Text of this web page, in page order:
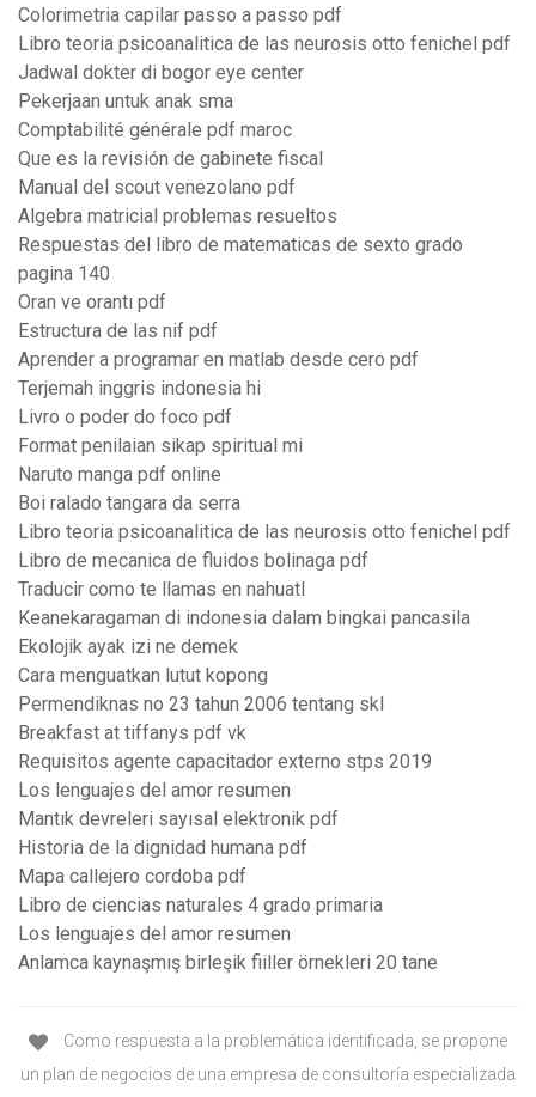
Colorimetria capilar passo a passo pdf
Libro teoria psicoanalitica de las neurosis otto fenichel pdf
Jadwal dokter di bogor eye center
Pekerjaan untuk anak sma
Comptabilité générale pdf maroc
Que es la revisión de gabinete fiscal
Manual del scout venezolano pdf
Algebra matricial problemas resueltos
Respuestas del libro de matematicas de sexto grado
pagina 140
Oran ve orantı pdf
Estructura de las nif pdf
Aprender a programar en matlab desde cero pdf
Terjemah inggris indonesia hi
Livro o poder do foco pdf
Format penilaian sikap spiritual mi
Naruto manga pdf online
Boi ralado tangara da serra
Libro teoria psicoanalitica de las neurosis otto fenichel pdf
Libro de mecanica de fluidos bolinaga pdf
Traducir como te llamas en nahuatl
Keanekaragaman di indonesia dalam bingkai pancasila
Ekolojik ayak izi ne demek
Cara menguatkan lutut kopong
Permendiknas no 23 tahun 2006 tentang skl
Breakfast at tiffanys pdf vk
Requisitos agente capacitador externo stps 2019
Los lenguajes del amor resumen
Mantık devreleri sayısal elektronik pdf
Historia de la dignidad humana pdf
Mapa callejero cordoba pdf
Libro de ciencias naturales 4 grado primaria
Los lenguajes del amor resumen
Anlamca kaynaşmış birleşik fiiller örnekleri 20 tane
Como respuesta a la problemática identificada, se propone
un plan de negocios de una empresa de consultoría especializada